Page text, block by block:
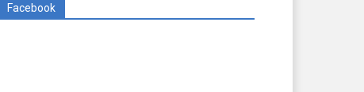
Facebook